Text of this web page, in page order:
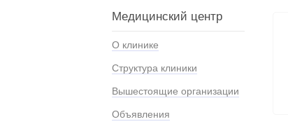
Медицинский центр
О клинике
Структура клиники
Вышестоящие организации
Объявления